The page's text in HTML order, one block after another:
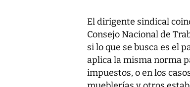
El dirigente sindical
Consejo Nacional de
si lo que se busca es el
aplica la misma norma
impuestos, o en los